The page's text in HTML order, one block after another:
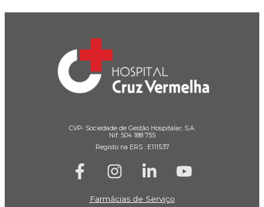
CVP- Sociedade de Gestão Hospitalar, S.A.
Nif: 504 188 755
Registo na ERS : E111537
Farmácias de Serviço